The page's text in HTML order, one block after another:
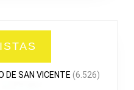
DE SAN VICENTE (6.526)